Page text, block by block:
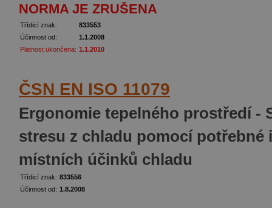
NORMA JE ZRUŠENA
Třídicí znak:
833553
Účinnost od:
1.1.2008
Platnost ukončena: 1.1.2010
ČSN EN ISO 11079
Ergonomie tepelného prostředí -
stresu z chladu pomocí potřebné
místních účinků chladu
Třídicí znak: 833556
Účinnost od: 1.8.2008